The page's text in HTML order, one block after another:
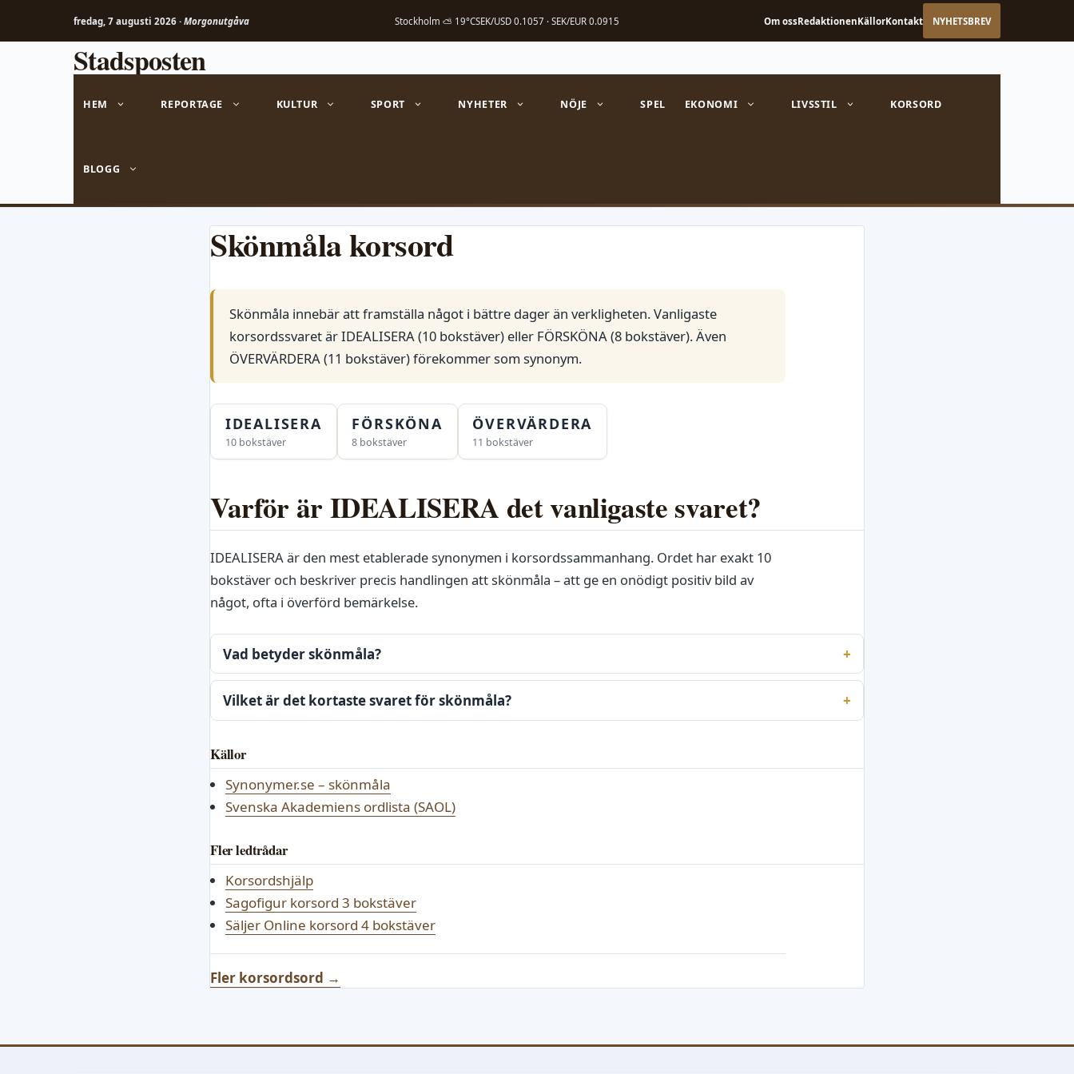
fredag, 7 augusti 2026 · Morgonutgåva Stockholm ⛅ 19°CSEK/USD 0.1057 · SEK/EUR 0.0915 Om ossRedaktionenKällorKontakt NYHETSBREV
Stadsposten
HEM REPORTAGE KULTUR SPORT NYHETER NÖJE SPEL EKONOMI LIVSSTIL KORSORD
BLOGG
Skönmåla korsord
Skönmåla innebär att framställa något i bättre dager än verkligheten. Vanligaste
korsordssvaret är IDEALISERA (10 bokstäver) eller FÖRSKÖNA (8 bokstäver). Även
ÖVERVÄRDERA (11 bokstäver) förekommer som synonym.
IDEALISERA
10 bokstäver
FÖRSKÖNA
8 bokstäver
ÖVERVÄRDERA
11 bokstäver
Varför är IDEALISERA det vanligaste svaret?
IDEALISERA är den mest etablerade synonymen i korsordssammanhang. Ordet har exakt 10
bokstäver och beskriver precis handlingen att skönmåla – att ge en onödigt positiv bild av
något, ofta i överförd bemärkelse.
Vad betyder skönmåla?
Vilket är det kortaste svaret för skönmåla?
Källor
Synonymer.se – skönmåla
Svenska Akademiens ordlista (SAOL)
Fler ledtrådar
Korsordshjälp
Sagofigur korsord 3 bokstäver
Säljer Online korsord 4 bokstäver
Fler korsordsord →